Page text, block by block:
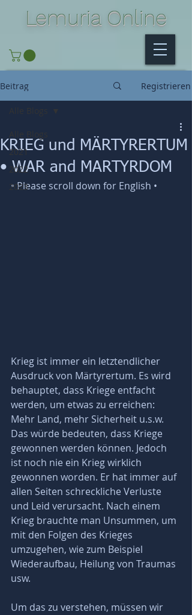
Lemuria Online
Beitrag Registrieren
2021
2022
2023
KRIEG und MÄRTYRERTUM
• WAR and MARTYRDOM
• Please scroll down for English •
Krieg ist immer ein letztendlicher
Ausdruck von Märtyrertum. Es wird
behauptet, dass Kriege entfacht
werden, um etwas zu erreichen:
Mehr Land, mehr Sicherheit u.s.w.
Das würde bedeuten, dass Kriege
gewonnen werden können. Jedoch
ist noch nie ein Krieg wirklich
gewonnen worden. Er hat immer auf
allen Seiten schreckliche Verluste
und Leid verursacht. Nach einem
Krieg brauchte man Unsummen, um
mit den Folgen des Krieges
umzugehen, wie zum Beispiel
Wiederaufbau, Heilung von Traumas
usw.
Um das zu verstehen, müssen wir